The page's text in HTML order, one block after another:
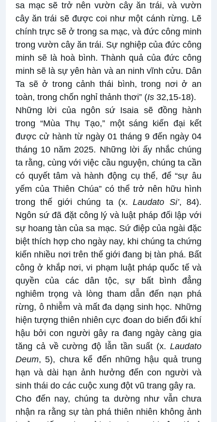
sa mạc sẽ trở nên vườn cây ăn trái, và vườn
cây ăn trái sẽ được coi như một cánh rừng. Lẽ
chính trực sẽ ở trong sa mạc, và đức công minh
trong vườn cây ăn trái. Sự nghiệp của đức công
minh sẽ là hoà bình. Thành quả của đức công
minh sẽ là sự yên hàn và an ninh vĩnh cửu. Dân
Ta sẽ ở trong cảnh thái bình, trong nơi ở an
toàn, trong chốn nghỉ thảnh thơi” (Is 32,15-18).
Những lời của ngôn sứ Isaia sẽ đồng hành
trong “Mùa Thụ Tạo,” một sáng kiến đại kết
được cử hành từ ngày 01 tháng 9 đến ngày 04
tháng 10 năm 2025. Những lời ấy nhắc chúng
ta rằng, cùng với việc cầu nguyện, chúng ta cần
có quyết tâm và hành động cụ thể, để “sự âu
yếm của Thiên Chúa” có thể trở nên hữu hình
trong thế giới chúng ta (x.Laudato Si’, 84).
Ngôn sứ đã đặt công lý và luật pháp đối lập với
sự hoang tàn của sa mạc. Sứ điệp của ngài đặc
biệt thích hợp cho ngày nay, khi chúng ta chứng
kiến nhiều nơi trên thế giới đang bị tàn phá. Bất
công ở khắp nơi, vi phạm luật pháp quốc tế và
quyền của các dân tộc, sự bất bình đẳng
nghiêm trọng và lòng tham dẫn đến nạn phá
rừng, ô nhiễm và mất đa dạng sinh học. Những
hiện tượng thiên nhiên cực đoan do biến đổi khí
hậu bởi con người gây ra đang ngày càng gia
tăng cả về cường độ lẫn tần suất (x. Laudato
Deum, 5), chưa kể đến những hậu quả trung
hạn và dài hạn ảnh hưởng đến con người và
sinh thái do các cuộc xung đột vũ trang gây ra.
Cho đến nay, chúng ta dường như vẫn chưa
nhận ra rằng sự tàn phá thiên nhiên không ảnh